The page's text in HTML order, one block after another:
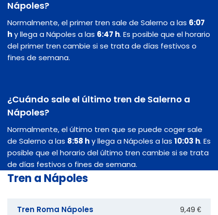
Nápoles?
Normalmente, el primer tren sale de Salerno a las 6:07
hy llega a Nápoles a las 6:47 h. Es posible que el horario
del primer tren cambie si se trata de días festivos o
fines de semana.
¿Cuándo sale el último tren de Salerno a
Nápoles?
Normalmente, el último tren que se puede coger sale
de Salerno a las 8:58 hy llega a Nápoles a las 10:03 h. Es
posible que el horario del último tren cambie si se trata
de días festivos o fines de semana.
Tren a Nápoles
Tren Roma Nápoles 9,49 €